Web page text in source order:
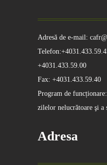
Adresă de e-mail:
+4031.433.59.00
Fax: +4031.433.59.40
Program de
zilelor nelucrătoare şi a
Adresa